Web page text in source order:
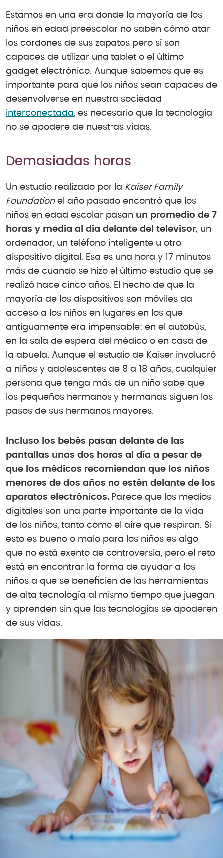
Estamos en una era donde la mayoría de los
niños en edad preescolar no saben cómo atar
los cordones de sus zapatos pero sí son
capaces de utilizar una tablet o el último
gadget electrónico. Aunque sabemos que es
importante para que los niños sean capaces de
desenvolverse en nuestra sociedad
interconectada, es necesario que la tecnología
no se apodere de nuestras vidas.
Demasiadas horas
Un estudio realizado por la Kaiser Family
Foundationel año pasado encontró que los
niños en edad escolar pasan un promedio de 7
horas y media al día delante del televisor, un
ordenador, un teléfono inteligente u otro
dispositivo digital. Esa es una hora y 17 minutos
más de cuando se hizo el último estudio que se
realizó hace cinco años. El hecho de que la
mayoría de los dispositivos son móviles da
acceso a los niños en lugares en los que
antiguamente era impensable: en el autobús,
en la sala de espera del médico o en casa de
la abuela. Aunque el estudio de Kaiser involucró
a niños y adolescentes de 8 a 18 años, cualquier
persona que tenga más de un niño sabe que
los pequeños hermanos y hermanas siguen los
pasos de sus hermanos mayores.
Incluso los bebés pasan delante de las
pantallas unas dos horas al día a pesar de
que los médicos recomiendan que los niños
menores de dos años no estén delante de los
aparatos electrónicos. Parece que los medios
digitales son una parte importante de la vida
de los niños, tanto como el aire que respiran. Si
esto es bueno o malo para los niños es algo
que no está exento de controversia, pero el reto
está en encontrar la forma de ayudar a los
niños a que se beneficien de las herramientas
de alta tecnología al mismo tiempo que juegan
y aprenden sin que las tecnologías se apoderen
de sus vidas.